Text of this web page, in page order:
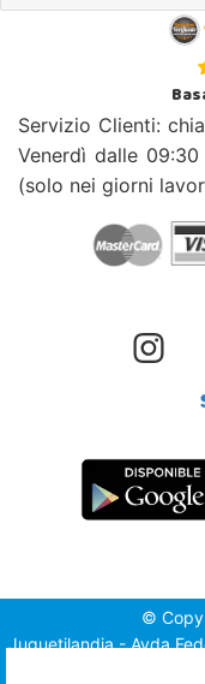
Servizio Clienti:
Venerdì dalle
(solo nei giorni
©
Juguetilandia -